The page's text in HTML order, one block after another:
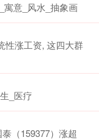
寓意_风水_抽象画
性涨工资, 这四大群
_医疗
（159377）涨超